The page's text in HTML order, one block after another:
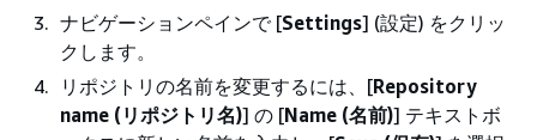
ナビゲーションペインで [Settings] (設定) をクリッ
クします。
リポジトリの名前を変更するには、[Repository
name (リポジトリ名)] の [Name (名前)] テキストボ